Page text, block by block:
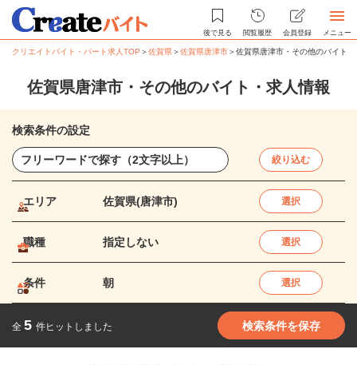
後で見る 閲覧履歴 会員登録 メニュー
クリエイトバイト・パート求人TOP ＞佐賀県＞佐賀県唐津市＞佐賀県唐津市・その他のバイト
佐賀県唐津市・その他のバイト・求人情報
検索条件の設定
絞り込む
エリア 佐賀県(唐津市) 選択
職種 指定しない 選択
条件 朝 選択
全 5 件ヒットしました 検索条件を保存